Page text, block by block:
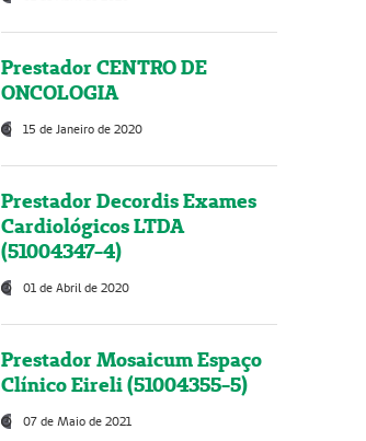
Prestador CENTRO DE
ONCOLOGIA
15 de Janeiro de 2020
Prestador Decordis Exames
Cardiológicos LTDA
(51004347-4)
01 de Abril de 2020
Prestador Mosaicum Espaço
Clínico Eireli (51004355-5)
07 de Maio de 2021